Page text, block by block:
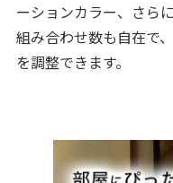
ーションカラー、さら
組み合わせ数も自在で
を調整できます。